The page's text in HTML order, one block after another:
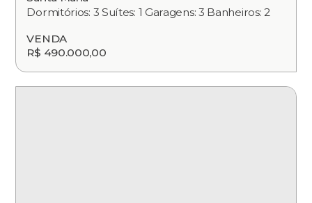
Dormitórios: 3 Suítes: 1 Garagens: 3 Banheiros: 2
VENDA
R$ 490.000,00